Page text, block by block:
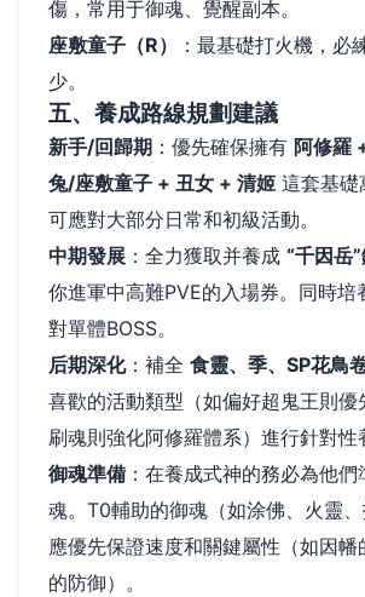
傷，常用于御魂、覺醒副本。
座敷童子（R）
：最基礎打火機，必
少。
五、養成路線規劃建議
新手/回歸期 ：優先確保擁有 阿修羅
兔/座敷童子 + 丑女 + 清姬 這套基礎
可應對大部分日常和初級活動。
中期發展 ：全力獲取并養成 “千因岳
你進軍中高難PVE的入場券。同時培
對單體BOSS。
后期深化：補全 食靈、季、SP花鳥
喜歡的活動類型（如偏好超鬼王則優
刷魂則強化阿修羅體系）進行針對性
御魂準備 ：在養成式神的務必為他
魂。T0輔助的御魂（如涂佛、火靈、
應優先保證速度和關鍵屬性（如因
的防御）。